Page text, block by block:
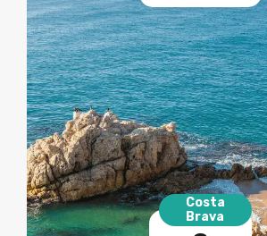
Costa
Brava